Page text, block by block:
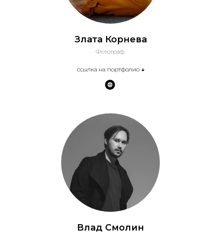
Злата Корнева
Фотограф.
ссылка на портфолио ↓
Влад Смолин